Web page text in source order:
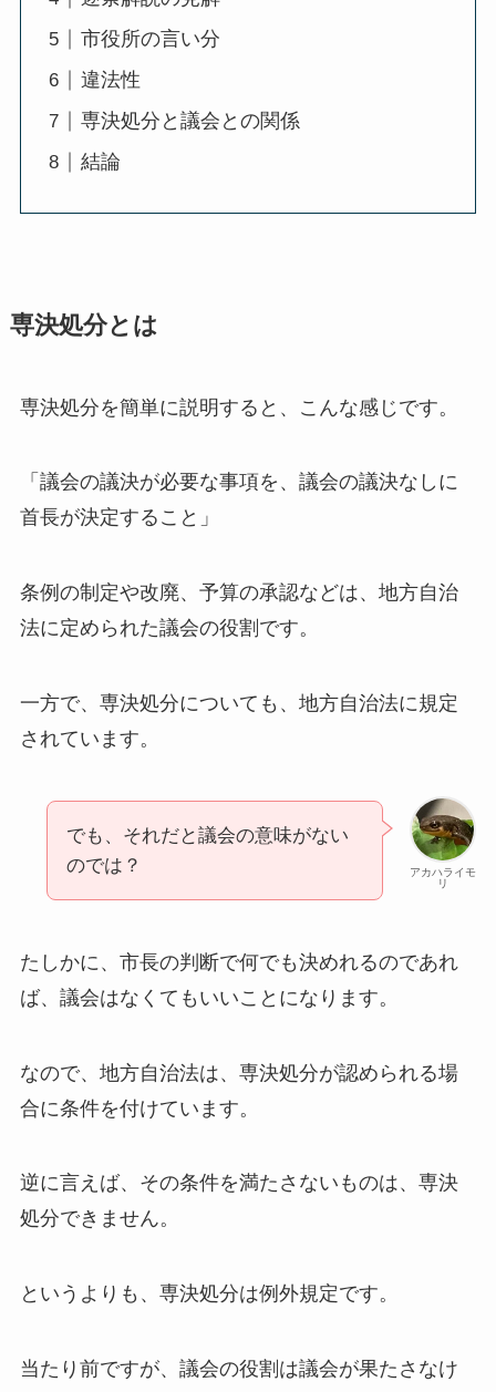
市役所の言い分
違法性
専決処分と議会との関係
結論
専決処分とは
専決処分を簡単に説明すると、こんな感じです。
「議会の議決が必要な事項を、議会の議決なしに
首長が決定すること」
条例の制定や改廃、予算の承認などは、地方自治
法に定められた議会の役割です。
一方で、専決処分についても、地方自治法に規定
されています。
アカハライモ
リ
でも、それだと議会の意味がない
のでは？
たしかに、市長の判断で何でも決めれるのであれ
ば、議会はなくてもいいことになります。
なので、地方自治法は、専決処分が認められる場
合に条件を付けています。
逆に言えば、その条件を満たさないものは、専決
処分できません。
というよりも、専決処分は例外規定です。
当たり前ですが、議会の役割は議会が果たさなけ